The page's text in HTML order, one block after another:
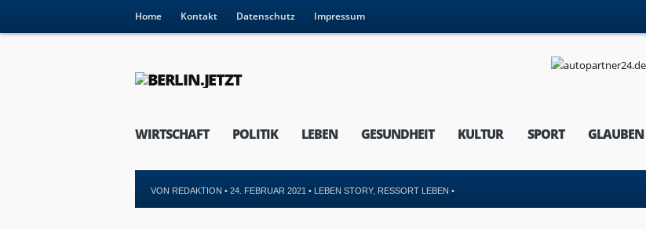
Home Kontakt Datenschutz Impressum
WIRTSCHAFT POLITIK LEBEN GESUNDHEIT KULTUR SPORT GLAUBEN
VON REDAKTION • 24. FEBRUAR 2021 • LEBEN STORY, RESSORT LEBEN •